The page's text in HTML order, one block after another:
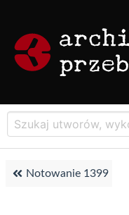
Notowanie 1399